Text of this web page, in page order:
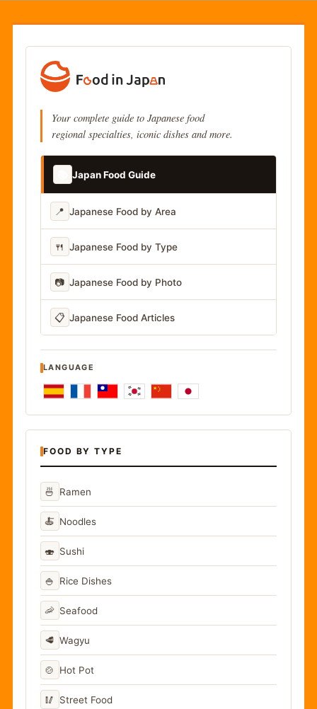
Your complete guide to Japanese food
regional specialties, iconic dishes and more.
Japan Food Guide
📍 Japanese Food by Area
🍴 Japanese Food by Type
📷 Japanese Food by Photo
📋 Japanese Food Articles
LANGUAGE
FOOD BY TYPE
🍜 Ramen
🍝 Noodles
🍣 Sushi
🍚 Rice Dishes
🦐 Seafood
🥩 Wagyu
🍲 Hot Pot
🥢 Street Food